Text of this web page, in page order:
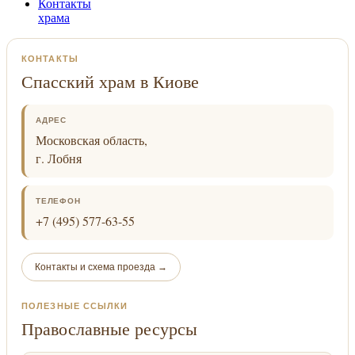
Контакты
храма
КОНТАКТЫ
Спасский храм в Киове
АДРЕС
Московская область,
г. Лобня
ТЕЛЕФОН
+7 (495) 577-63-55
Контакты и схема проезда →
ПОЛЕЗНЫЕ ССЫЛКИ
Православные ресурсы